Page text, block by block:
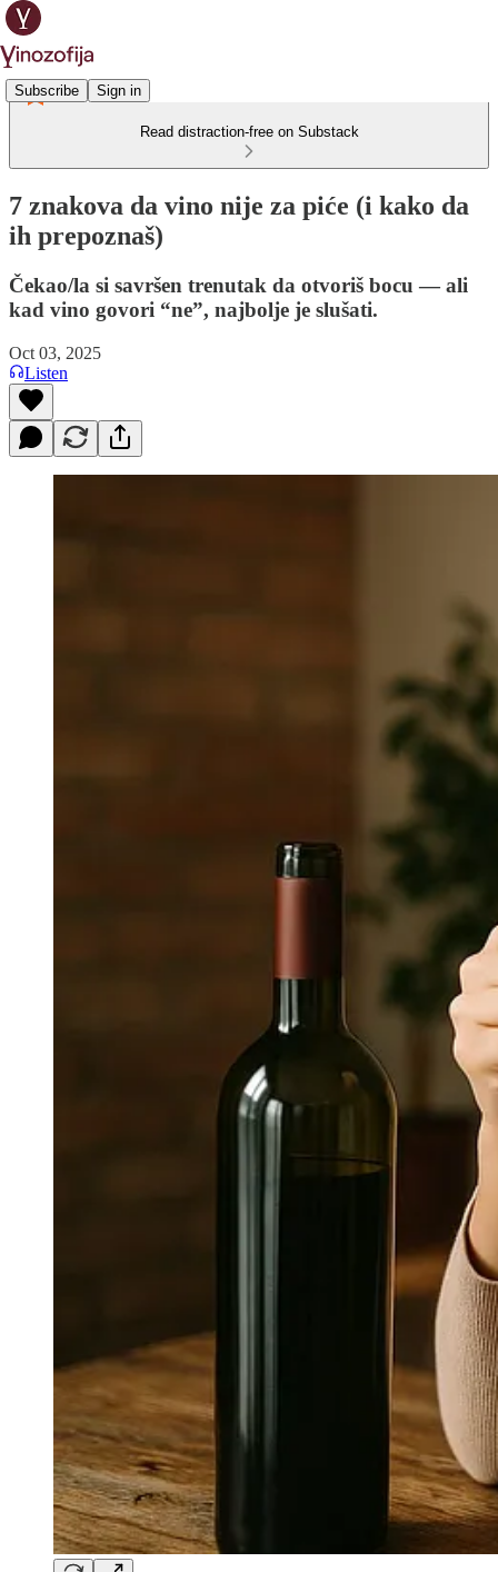
Subscribe Sign in
Read distraction-free on Substack
7 znakova da vino nije za piće (i kako da
ih prepoznaš)
Čekao/la si savršen trenutak da otvoriš bocu — ali
kad vino govori “ne”, najbolje je slušati.
Oct 03, 2025
Listen